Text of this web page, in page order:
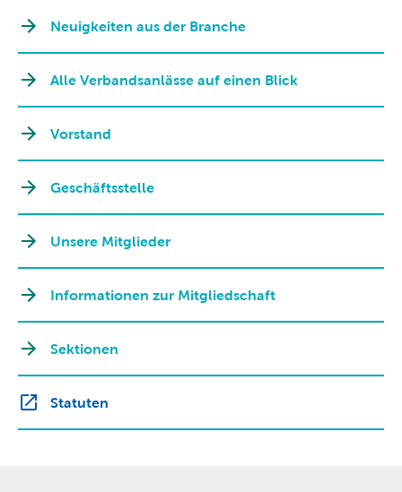
Neuigkeiten aus der Branche
Alle Verbandsanlässe auf einen Blick
Vorstand
Geschäftsstelle
Unsere Mitglieder
Informationen zur Mitgliedschaft
Sektionen
Statuten